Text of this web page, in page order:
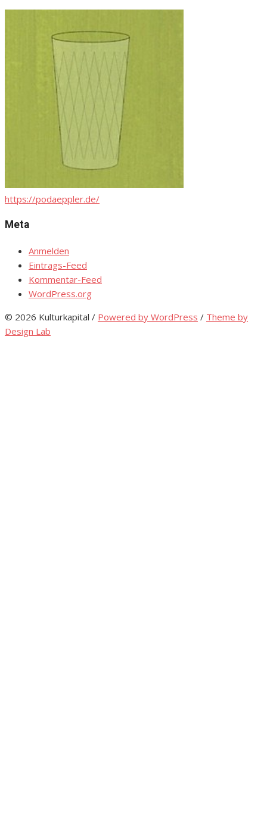
https://podaeppler.de/
Meta
Anmelden
Eintrags-Feed
Kommentar-Feed
WordPress.org
© 2026 Kulturkapital / Powered by WordPress / Theme by
Design Lab